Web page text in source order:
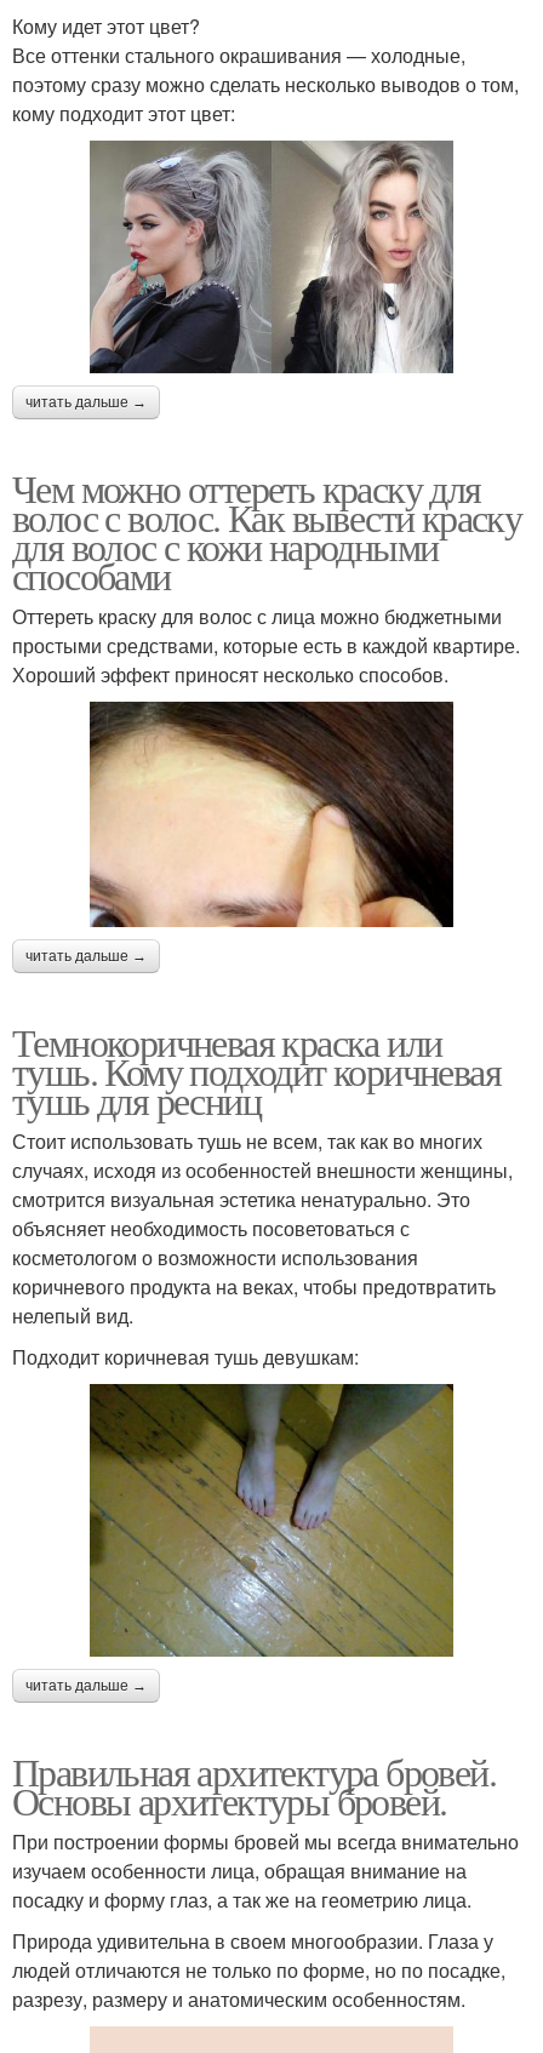
Кому идет этот цвет?
Все оттенки стального окрашивания — холодные,
поэтому сразу можно сделать несколько выводов о том,
кому подходит этот цвет:
читать дальше →
Чем можно оттереть краску для
волос с волос. Как вывести краску
для волос с кожи народными
способами
Оттереть краску для волос с лица можно бюджетными
простыми средствами, которые есть в каждой квартире.
Хороший эффект приносят несколько способов.
читать дальше →
Темнокоричневая краска или
тушь. Кому подходит коричневая
тушь для ресниц
Стоит использовать тушь не всем, так как во многих
случаях, исходя из особенностей внешности женщины,
смотрится визуальная эстетика ненатурально. Это
объясняет необходимость посоветоваться с
косметологом о возможности использования
коричневого продукта на веках, чтобы предотвратить
нелепый вид.
Подходит коричневая тушь девушкам:
читать дальше →
Правильная архитектура бровей.
Основы архитектуры бровей.
При построении формы бровей мы всегда внимательно
изучаем особенности лица, обращая внимание на
посадку и форму глаз, а так же на геометрию лица.
Природа удивительна в своем многообразии. Глаза у
людей отличаются не только по форме, но по посадке,
разрезу, размеру и анатомическим особенностям.